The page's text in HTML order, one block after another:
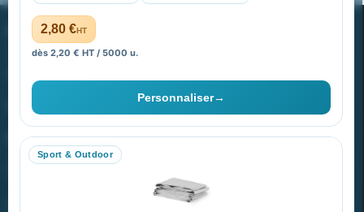
2,80 €HT
dès 2,20 € HT / 5000 u.
Personnaliser→
Sport & Outdoor
PROMENOCH GOODIES
40 rue Madeleine Michelis
92 200 Neuilly